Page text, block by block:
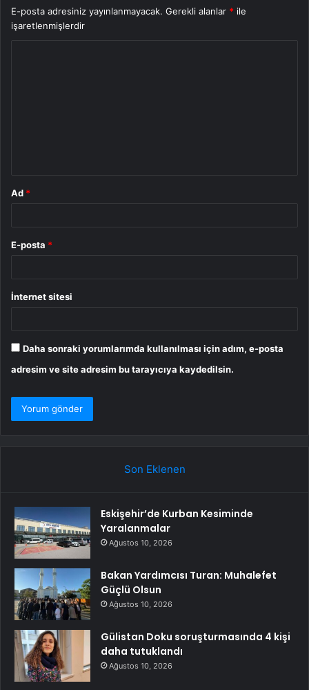
E-posta adresiniz yayınlanmayacak. Gerekli alanlar * ile
işaretlenmişlerdir
Ad *
E-posta *
İnternet sitesi
Daha sonraki yorumlarımda kullanılması için adım, e-posta
adresim ve site adresim bu tarayıcıya kaydedilsin.
Son Eklenen
Eskişehir’de Kurban Kesiminde
Yaralanmalar
Ağustos 10, 2026
Bakan Yardımcısı Turan: Muhalefet
Güçlü Olsun
Ağustos 10, 2026
Gülistan Doku soruşturmasında 4 kişi
daha tutuklandı
Ağustos 10, 2026